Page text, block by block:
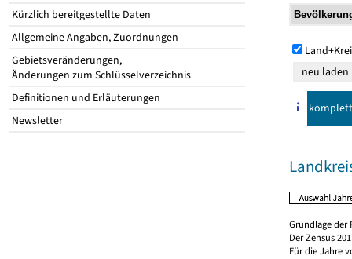
Kürzlich bereitgestellte Daten
Allgemeine Angaben, Zuordnungen
Gebietsveränderungen,
Änderungen zum Schlüsselverzeichnis
Definitionen und Erläuterungen
Newsletter
komplett
Grundlage der
Der Zensus
Für die Jahre